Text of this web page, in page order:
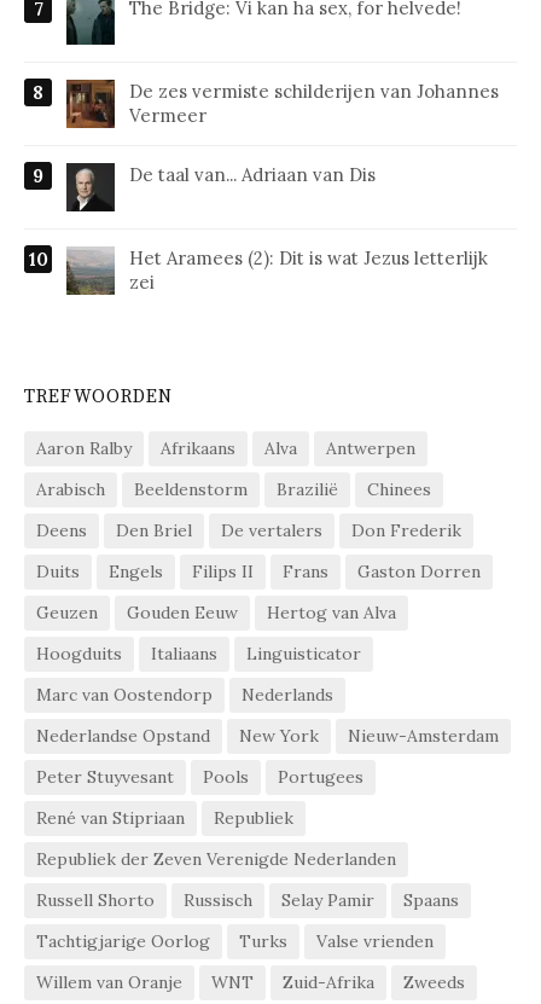
The Bridge: Vi kan ha sex, for helvede!
De zes vermiste schilderijen van Johannes
Vermeer
De taal van... Adriaan van Dis
Het Aramees (2): Dit is wat Jezus letterlijk
zei
TREFWOORDEN
Aaron Ralby Afrikaans Alva
Antwerpen
Arabisch
Beeldenstorm Brazilië
Chinees
Deens
Den Briel De vertalers
Don Frederik
Duits
Engels Filips II Frans
Gaston Dorren
Geuzen
Gouden Eeuw
Hertog van Alva
Hoogduits
Italiaans
Linguisticator
Marc van Oostendorp
Nederlands
Nederlandse Opstand
New York
Nieuw-Amsterdam
Peter Stuyvesant
Pools
Portugees
René van Stipriaan
Republiek
Republiek der Zeven Verenigde Nederlanden
Russell Shorto
Russisch Selay Pamir
Spaans
Tachtigjarige Oorlog
Turks
Valse vrienden
Willem van Oranje
WNT Zuid-Afrika Zweeds